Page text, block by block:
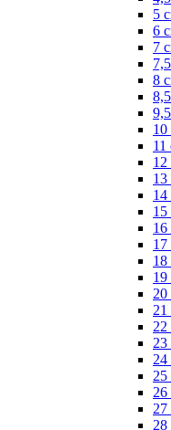
5
6
7
8
10
11
12
13
14
15
16
17
18
19
20
21
22
23
24
25
26
27
28